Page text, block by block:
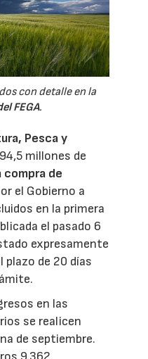
con detalle en la
FEGA.
Pesca y
millones de
compra de
el Gobierno a
en la primera
el pasado 6
expresamente
de 20 días
en las
se realicen
de septiembre.